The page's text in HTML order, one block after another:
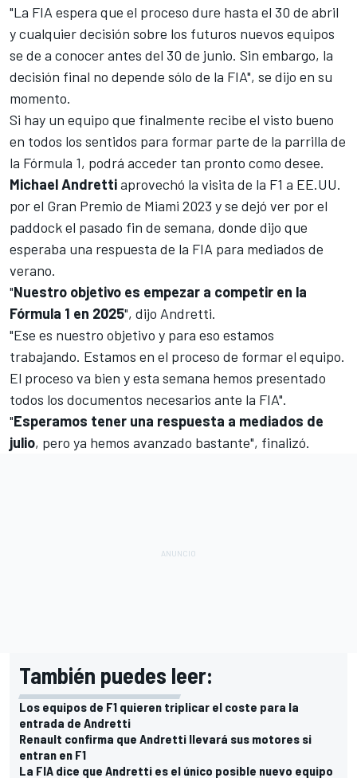
"La FIA espera que el proceso dure hasta el 30 de abril
y cualquier decisión sobre los futuros nuevos equipos
se de a conocer antes del 30 de junio. Sin embargo, la
decisión final no depende sólo de la FIA", se dijo en su
momento.
Si hay un equipo que finalmente recibe el visto bueno
en todos los sentidos para formar parte de la parrilla de
la Fórmula 1, podrá acceder tan pronto como desee.
Michael Andrettiaprovechó la visita de la F1 a EE.UU.
por el Gran Premio de Miami 2023 y se dejó ver por el
paddock el pasado fin de semana, donde dijo que
esperaba una respuesta de la FIA para mediados de
verano.
"Nuestro objetivo es empezar a competir en la
Fórmula 1 en 2025", dijo Andretti.
"Ese es nuestro objetivo y para eso estamos
trabajando. Estamos en el proceso de formar el equipo.
El proceso va bien y esta semana hemos presentado
todos los documentos necesarios ante la FIA".
"Esperamos tener una respuesta a mediados de
julio, pero ya hemos avanzado bastante", finalizó.
También puedes leer:
Los equipos de F1 quieren triplicar el coste para la
entrada de Andretti
Renault confirma que Andretti llevará sus motores si
entran en F1
La FIA dice que Andretti es el único posible nuevo equipo